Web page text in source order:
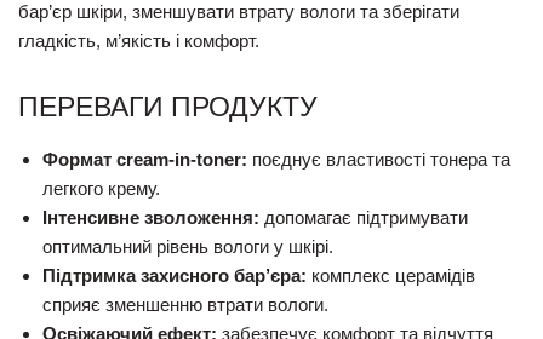
бар’єр шкіри, зменшувати втрату вологи та зберігати
гладкість, м’якість і комфорт.
ПЕРЕВАГИ ПРОДУКТУ
Формат cream-in-toner: поєднує властивості тонера та
легкого крему.
Інтенсивне зволоження: допомагає підтримувати
оптимальний рівень вологи у шкірі.
Підтримка захисного бар’єра: комплекс церамідів
сприяє зменшенню втрати вологи.
Освіжаючий ефект: забезпечує комфорт та відчуття